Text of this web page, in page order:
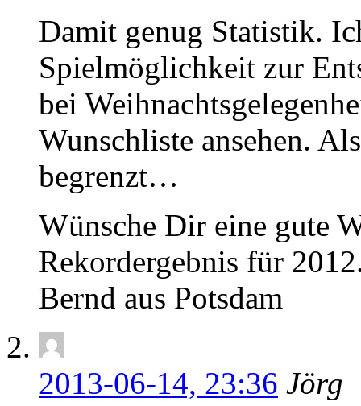
Damit genug Statistik.
Spielmöglichkeit zur
bei
Wunschliste ansehen.
begrenzt…
Wünsche Dir eine gute
Rekordergebnis für
Bernd aus Potsdam
2013-06-14, 23:36 Jörg